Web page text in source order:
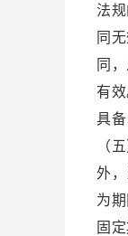
法
同
同
有
具
（
外
为
固